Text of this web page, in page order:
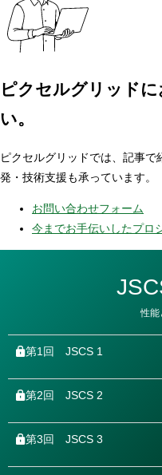
ピクセルグリッドに
い。
ピクセルグリッドでは、記事
発・技術支援も承っています。
お問い合わせフォーム
今までお手伝いしたプロ
カ
ゴ
性能
第1回 JSCS 1
第2回 JSCS 2
第3回 JSCS 3